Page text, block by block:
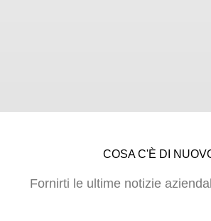
COSA C'È DI
Fornirti le ultime notizie